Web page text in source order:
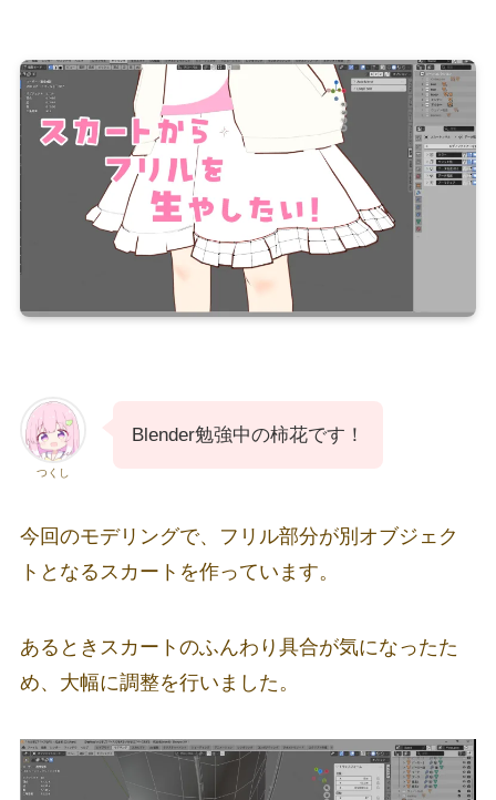
つくし
Blender勉強中の柿花です！
今回のモデリングで、フリル部分が別オブジェク
トとなるスカートを作っています。
あるときスカートのふんわり具合が気になったた
め、大幅に調整を行いました。